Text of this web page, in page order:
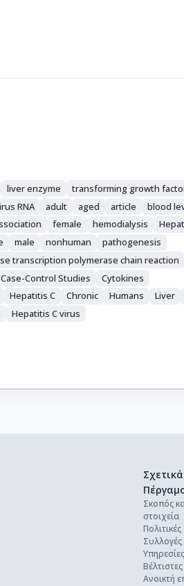
liver enzyme
transforming growth
RNA adult aged article
blood
female hemodialysis
male nonhuman
pathogenesis
transcription polymerase chain reaction
Case-Control Studies
Cytokines
Hepatitis C Chronic Humans Liver
Hepatitis C virus
Σκοπός
στοιχεία
Πολιτικές
Συλλογές
Υπηρεσίες
Ανοικτή